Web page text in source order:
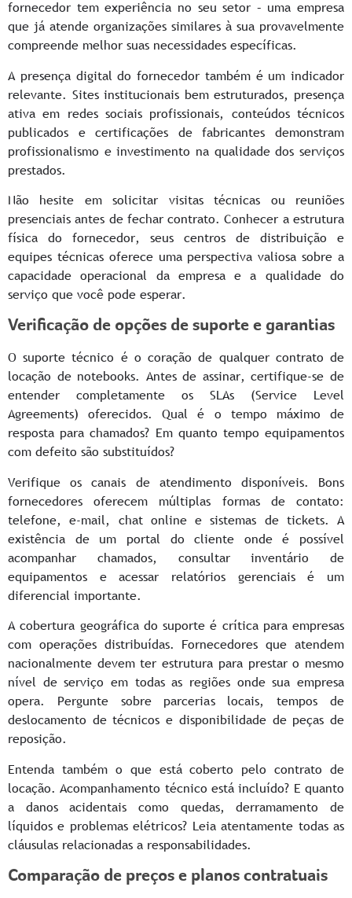
fornecedor tem experiência no seu setor – uma empresa
que já atende organizações similares à sua provavelmente
compreende melhor suas necessidades específicas.
A presença digital do fornecedor também é um indicador
relevante. Sites institucionais bem estruturados, presença
ativa em redes sociais profissionais, conteúdos técnicos
publicados e certificações de fabricantes demonstram
profissionalismo e investimento na qualidade dos serviços
prestados.
Não hesite em solicitar visitas técnicas ou reuniões
presenciais antes de fechar contrato. Conhecer a estrutura
física do fornecedor, seus centros de distribuição e
equipes técnicas oferece uma perspectiva valiosa sobre a
capacidade operacional da empresa e a qualidade do
serviço que você pode esperar.
Verificação de opções de suporte e garantias
O suporte técnico é o coração de qualquer contrato de
locação de notebooks. Antes de assinar, certifique-se de
entender completamente os SLAs (Service Level
Agreements) oferecidos. Qual é o tempo máximo de
resposta para chamados? Em quanto tempo equipamentos
com defeito são substituídos?
Verifique os canais de atendimento disponíveis. Bons
fornecedores oferecem múltiplas formas de contato:
telefone, e-mail, chat online e sistemas de tickets. A
existência de um portal do cliente onde é possível
acompanhar chamados, consultar inventário de
equipamentos e acessar relatórios gerenciais é um
diferencial importante.
A cobertura geográfica do suporte é crítica para empresas
com operações distribuídas. Fornecedores que atendem
nacionalmente devem ter estrutura para prestar o mesmo
nível de serviço em todas as regiões onde sua empresa
opera. Pergunte sobre parcerias locais, tempos de
deslocamento de técnicos e disponibilidade de peças de
reposição.
Entenda também o que está coberto pelo contrato de
locação. Acompanhamento técnico está incluído? E quanto
a danos acidentais como quedas, derramamento de
líquidos e problemas elétricos? Leia atentamente todas as
cláusulas relacionadas a responsabilidades.
Comparação de preços e planos contratuais